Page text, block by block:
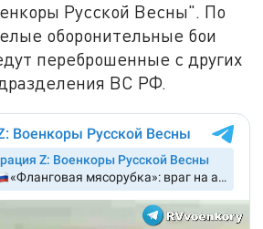
Русской Весны". По
оборонительные бои
переброшенные с других
ВС РФ.